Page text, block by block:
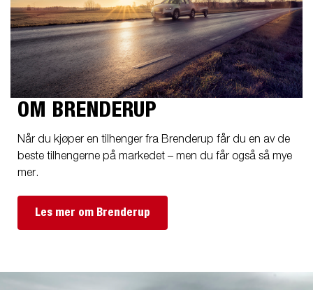
OM BRENDERUP
Når du kjøper en tilhenger fra Brenderup får du en av de
beste tilhengerne på markedet – men du får også så mye
mer.
Les mer om Brenderup